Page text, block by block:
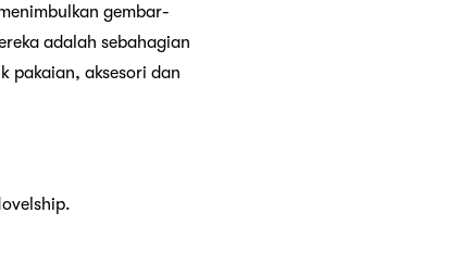
gembar-
adalah sebahagian
pakaian, aksesori dan